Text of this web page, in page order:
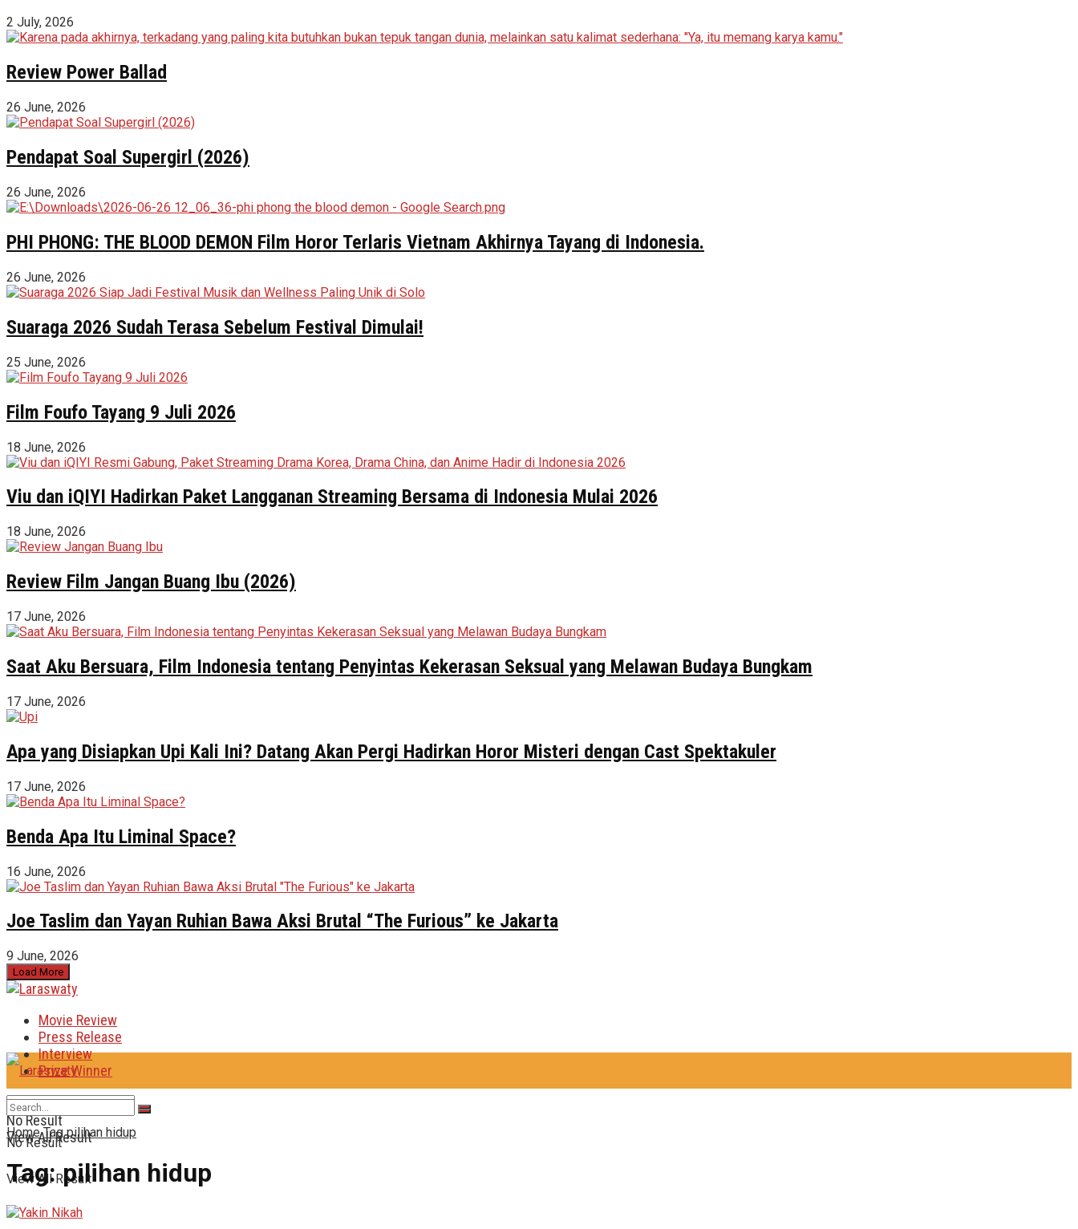
2 July, 2026
Review Power Ballad
26 June, 2026
Pendapat Soal Supergirl (2026)
26 June, 2026
PHI PHONG: THE BLOOD DEMON Film Horor Terlaris Vietnam Akhirnya Tayang di Indonesia.
26 June, 2026
Suaraga 2026 Sudah Terasa Sebelum Festival Dimulai!
25 June, 2026
Film Foufo Tayang 9 Juli 2026
18 June, 2026
Viu dan iQIYI Hadirkan Paket Langganan Streaming Bersama di Indonesia Mulai 2026
18 June, 2026
Review Film Jangan Buang Ibu (2026)
17 June, 2026
Saat Aku Bersuara, Film Indonesia tentang Penyintas Kekerasan Seksual yang Melawan Budaya Bungkam
17 June, 2026
Apa yang Disiapkan Upi Kali Ini? Datang Akan Pergi Hadirkan Horor Misteri dengan Cast Spektakuler
17 June, 2026
Benda Apa Itu Liminal Space?
16 June, 2026
Joe Taslim dan Yayan Ruhian Bawa Aksi Brutal “The Furious” ke Jakarta
9 June, 2026
Load More
Movie Review
Press Release
Interview
Prize Winner
No Result
View All Result
No Result
View All Result
Home Tag pilihan hidup
Tag:pilihan hidup